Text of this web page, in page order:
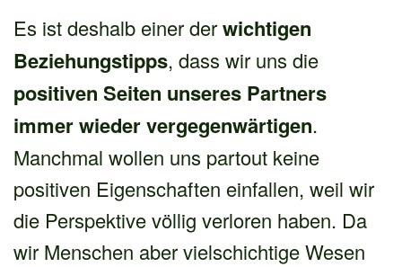
Es ist deshalb einer derwichtigen
Beziehungstipps, dass wir uns die
positiven Seiten unseres Partners
immer wieder vergegenwärtigen.
Manchmal wollen uns partout keine
positiven Eigenschaften einfallen, weil wir
die Perspektive völlig verloren haben. Da
wir Menschen aber vielschichtige Wesen